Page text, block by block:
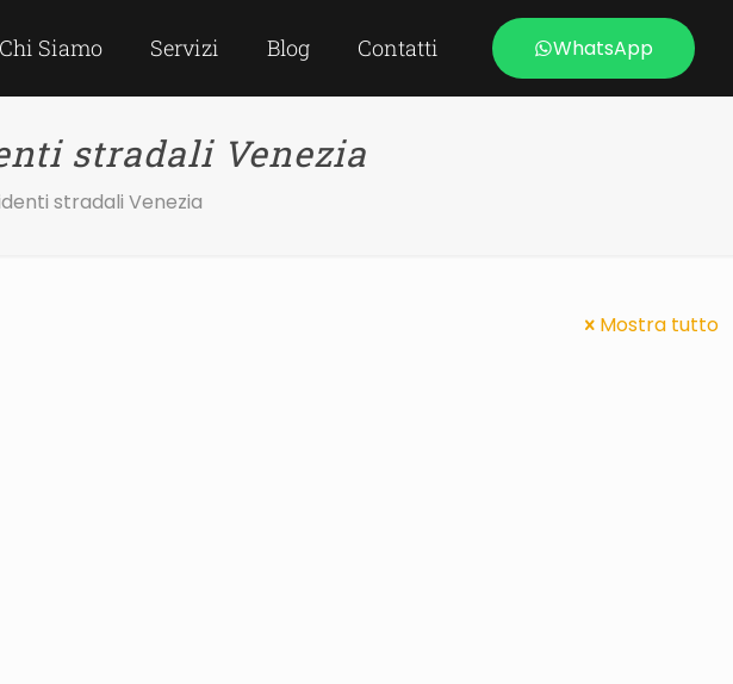
Chi Siamo Servizi Blog Contatti WhatsApp
stradali Venezia
stradali Venezia
Mostra tutto